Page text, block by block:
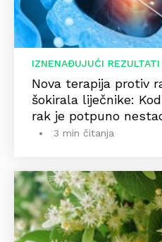
IZNENAĐUJUĆI
Nova terapija protiv
šokirala liječnike:
rak je potpuno
3 min čitanja